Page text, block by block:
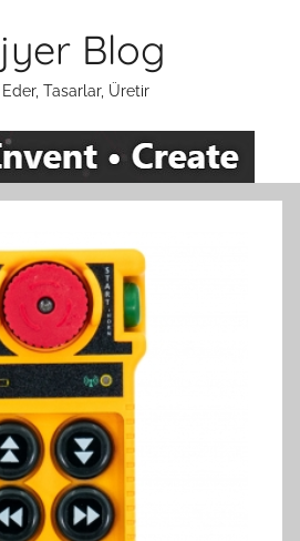
Blog
Tasarlar, Üretir